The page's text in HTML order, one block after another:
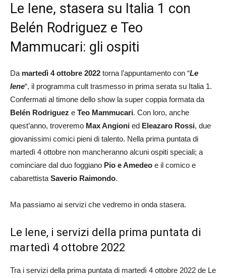
Le Iene, stasera su Italia 1 con
Belén Rodriguez e Teo
Mammucari: gli ospiti
Da martedì 4 ottobre 2022 torna l’appuntamento con “Le
Iene“, il programma cult trasmesso in prima serata su Italia 1.
Confermati al timone dello show la super coppia formata da
Belén Rodriguez e Teo Mammucari. Con loro, anche
quest’anno, troveremo Max Angioni ed Eleazaro Rossi, due
giovanissimi comici pieni di talento. Nella prima puntata di
martedì 4 ottobre non mancheranno alcuni ospiti speciali; a
cominciare dal duo foggiano Pio e Amedeo e il comico e
cabarettista Saverio Raimondo.
Ma passiamo ai servizi che vedremo in onda stasera.
Le Iene, i servizi della prima puntata di
martedì 4 ottobre 2022
Tra i servizi della prima puntata di martedì 4 ottobre 2022 de Le